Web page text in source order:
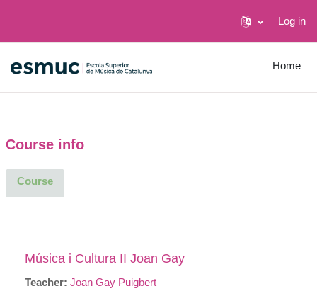
Log in
Home
Course info
Course
Música i Cultura II Joan Gay
Teacher: Joan Gay Puigbert